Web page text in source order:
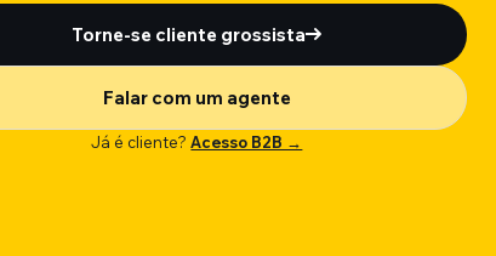
Torne-se cliente grossista
Falar com um agente
Já é cliente?Acesso B2B →